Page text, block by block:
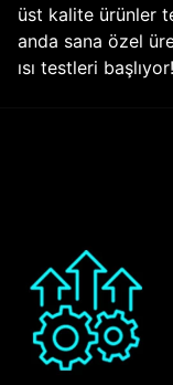
üst kalite ürünler
anda sana özel
ısı testleri başlıyor!